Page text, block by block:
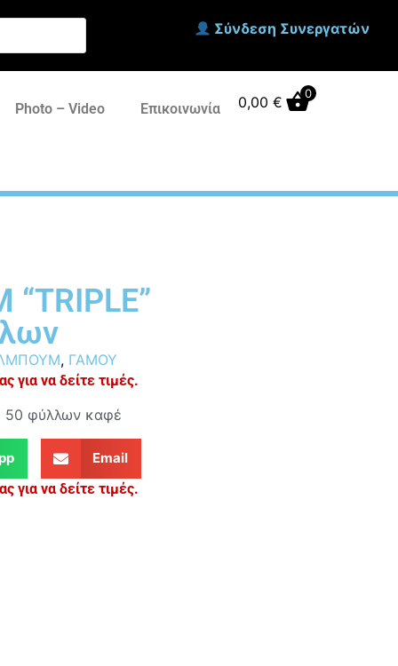
Σύνδεση Συνεργατών
Photo – Video Επικοινωνία 0,00 € 0
, ΓΑΜΟΥ
για να δείτε τιμές.
50 φύλλων καφέ
Email
για να δείτε τιμές.